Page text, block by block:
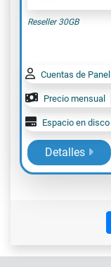
Reseller 30GB
Cuentas de Panel
Precio mensual
Espacio en disco
Detalles